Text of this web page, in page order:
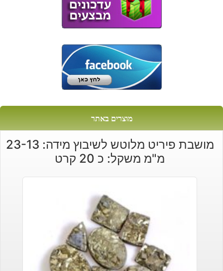
מוצרים באתר
מושבת פיריט מלוטש לשיבוץ מידה: 23-13
מ"מ משקל: כ 20 קרט